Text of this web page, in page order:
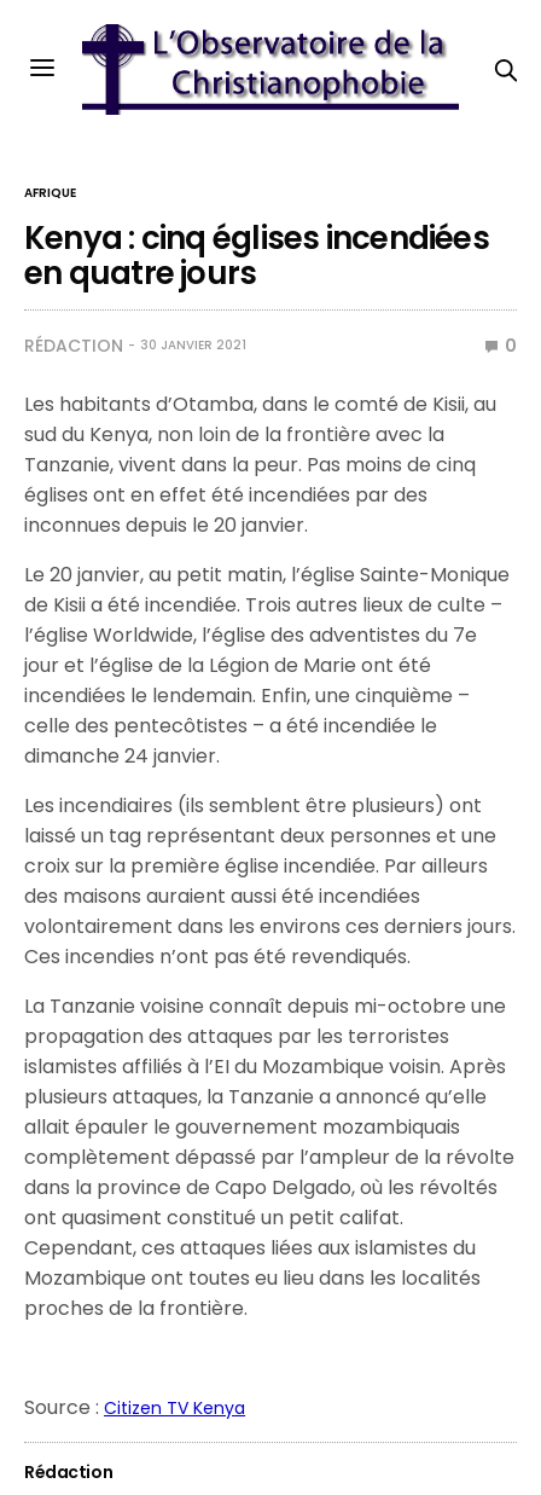
AFRIQUE
Kenya : cinq églises incendiées
en quatre jours
RÉDACTION 30 JANVIER 2021 0
Les habitants d’Otamba, dans le comté de Kisii, au
sud du Kenya, non loin de la frontière avec la
Tanzanie, vivent dans la peur. Pas moins de cinq
églises ont en effet été incendiées par des
inconnues depuis le 20 janvier.
Le 20 janvier, au petit matin, l’église Sainte-Monique
de Kisii a été incendiée. Trois autres lieux de culte –
l’église Worldwide, l’église des adventistes du 7e
jour et l’église de la Légion de Marie ont été
incendiées le lendemain. Enfin, une cinquième –
celle des pentecôtistes – a été incendiée le
dimanche 24 janvier.
Les incendiaires (ils semblent être plusieurs) ont
laissé un tag représentant deux personnes et une
croix sur la première église incendiée. Par ailleurs
des maisons auraient aussi été incendiées
volontairement dans les environs ces derniers jours.
Ces incendies n’ont pas été revendiqués.
La Tanzanie voisine connaît depuis mi-octobre une
propagation des attaques par les terroristes
islamistes affiliés à l’EI du Mozambique voisin. Après
plusieurs attaques, la Tanzanie a annoncé qu’elle
allait épauler le gouvernement mozambiquais
complètement dépassé par l’ampleur de la révolte
dans la province de Capo Delgado, où les révoltés
ont quasiment constitué un petit califat.
Cependant, ces attaques liées aux islamistes du
Mozambique ont toutes eu lieu dans les localités
proches de la frontière.
Source :Citizen TV Kenya
Rédaction